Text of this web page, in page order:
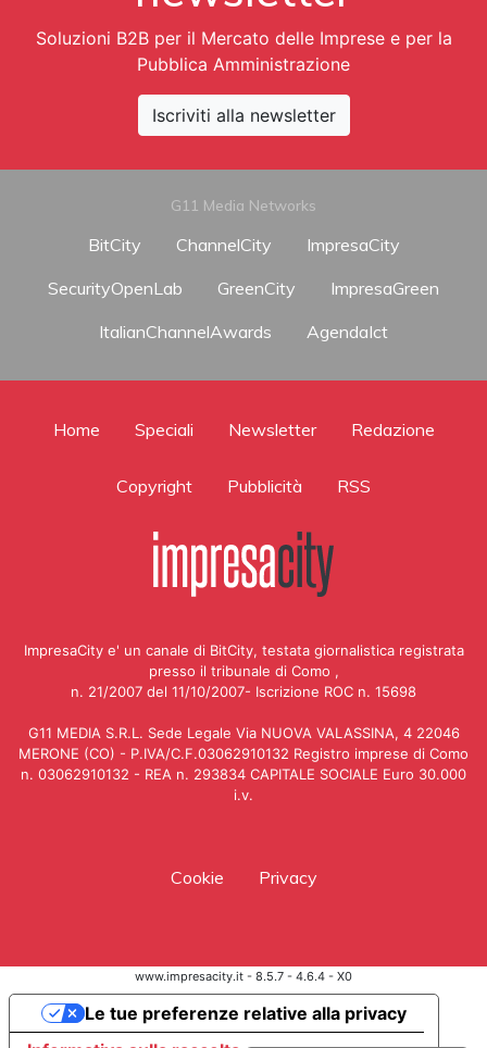
Soluzioni B2B per il Mercato delle Imprese e per la
Pubblica Amministrazione
Iscriviti alla newsletter
G11 Media Networks
BitCity ChannelCity
ImpresaCity
SecurityOpenLab
GreenCity
ImpresaGreen
ItalianChannelAwards
AgendaIct
Home Speciali Newsletter Redazione
Copyright Pubblicità RSS
ImpresaCity e' un canale di BitCity, testata giornalistica registrata
presso il tribunale di Como ,
n. 21/2007 del 11/10/2007- Iscrizione ROC n. 15698
G11 MEDIA S.R.L. Sede Legale Via NUOVA VALASSINA, 4 22046
MERONE (CO) - P.IVA/C.F.03062910132 Registro imprese di Como
n. 03062910132 - REA n. 293834 CAPITALE SOCIALE Euro 30.000
i.v.
Cookie Privacy
www.impresacity.it - 8.5.7 - 4.6.4 - X0
Le tue preferenze relative alla privacy